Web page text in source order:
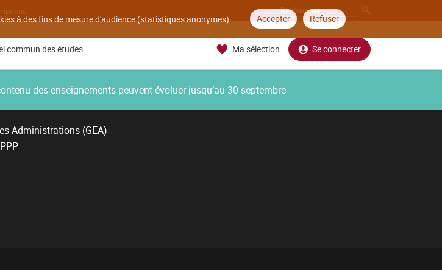
à des fins de mesure d'audience (statistiques anonymes). Accepter Refuser
commun des études Ma sélection Se connecter
des enseignements peuvent évoluer jusqu’au 30 septembre
Administrations (GEA)